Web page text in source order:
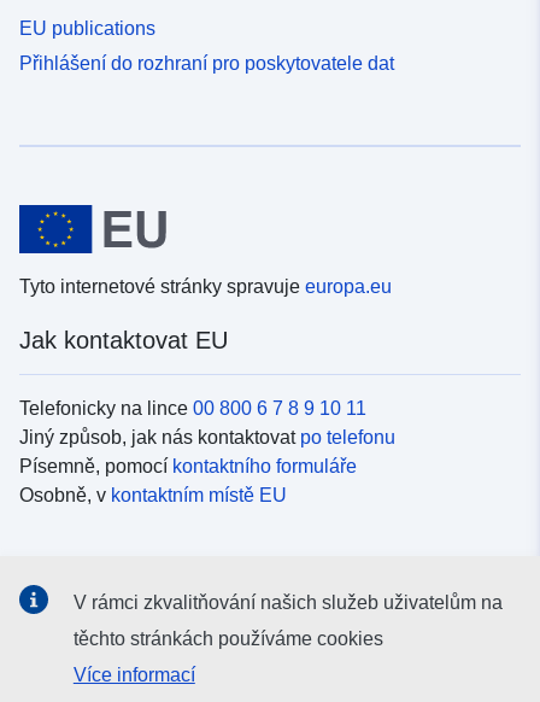
EU publications
Přihlášení do rozhraní pro poskytovatele dat
Tyto internetové stránky spravuje europa.eu
Jak kontaktovat EU
Telefonicky na lince 00 800 6 7 8 9 10 11
Jiný způsob, jak nás kontaktovat po telefonu
Písemně, pomocí kontaktního formuláře
Osobně, v kontaktním místě EU
Vyhledávání informačních kanálů EU vsociálních médiích
V rámci zkvalitňování našich služeb uživatelům na
těchto stránkách používáme cookies
Více informací